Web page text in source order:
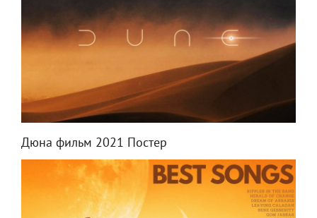
Дюна фильм 2021 Постер